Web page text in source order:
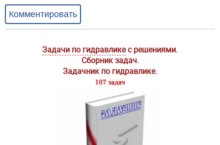
Задачи по гидравликес решениями.
Сборник задач.
Задачник по гидравлике.
Комментировать